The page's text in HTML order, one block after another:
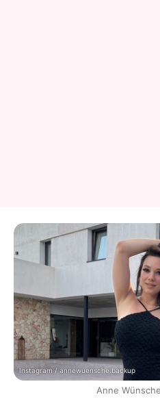
Instagram / annewuensche.backup
Anne